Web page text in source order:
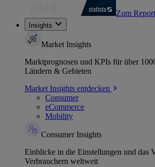
Zum Report
Insights
Market Insights
Marktprognosen und KPIs für über
Ländern & Gebieten
Market Insights entdecken
Consumer
eCommerce
Mobility
Consumer Insights
Einblicke in die Einstellungen und das
Verbrauchern weltweit